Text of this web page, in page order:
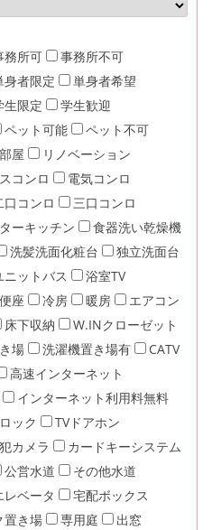
務所可
事務所不可
身者限定
単身者希望
生限定
学生歓迎
ペット可能
ペット不可
屋
リノベーション
コンロ
電気コンロ
口コンロ
三口コンロ
ーキッチン
食器洗い乾燥機
洗髪洗面化粧台
独立洗面台
ニットバス
浴室TV
座 冷房 暖房
エアコン
床下収納
W.INクローゼット
場 洗濯機置き場有
CATV
高速インターネット
インターネット利用料無料
ック
TVドアホン
カメラ
カードキーシステム
公営水道
その他水道
レベータ
宅配ボックス
置き場 専用庭
出窓